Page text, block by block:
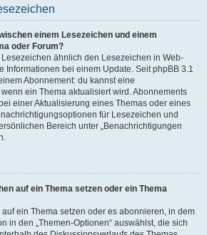
einem Lesezeichen und einem
oder Forum?
ähnlich den Lesezeichen in Web-
Informationen bei einem Update. Seit phpBB 3.1
Abonnement: du kannst eine
ein Thema aktualisiert wird. Abonnements
einer Aktualisierung eines Themas oder eines
für Lesezeichen und
Bereich unter „Benachrichtigungen
auf ein Thema setzen oder ein Thema
ein Thema setzen oder es abonnieren, in dem
in den „Themen-Optionen“ auswählst, die sich